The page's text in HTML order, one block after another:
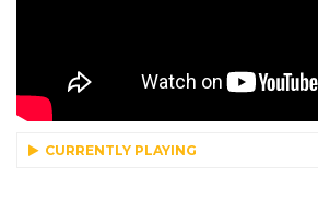
CURRENTLY PLAYING